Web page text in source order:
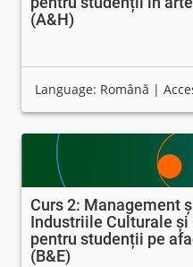
(A&H)
Language: Română |
Curs 2: Management
Industriile Culturale și
pentru studenții pe
(B&E)